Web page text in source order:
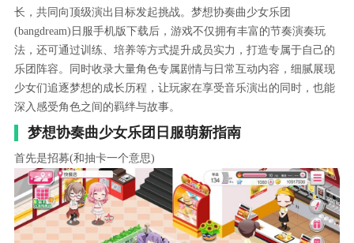
长，共同向顶级演出目标发起挑战。梦想协奏曲少女乐团
(bangdream)日服手机版下载后，游戏不仅拥有丰富的节奏演奏玩
法，还可通过训练、培养等方式提升成员实力，打造专属于自己的
乐团阵容。同时收录大量角色专属剧情与日常互动内容，细腻展现
少女们追逐梦想的成长历程，让玩家在享受音乐演出的同时，也能
深入感受角色之间的羁绊与故事。
梦想协奏曲少女乐团日服萌新指南
首先是招募(和抽卡一个意思)